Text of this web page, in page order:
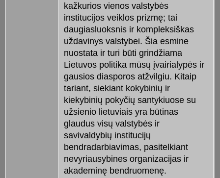
kažkurios vienos valstybės
institucijos veiklos prizmę; tai
daugiasluoksnis ir kompleksiškas
uždavinys valstybei. Šia esmine
nuostata ir turi būti grindžiama
Lietuvos politika mūsų įvairialypės ir
gausios diasporos atžvilgiu. Kitaip
tariant, siekiant kokybinių ir
kiekybinių pokyčių santykiuose su
užsienio lietuviais yra būtinas
glaudus visų valstybės ir
savivaldybių institucijų
bendradarbiavimas, pasitelkiant
nevyriausybines organizacijas ir
akademinę bendruomenę.